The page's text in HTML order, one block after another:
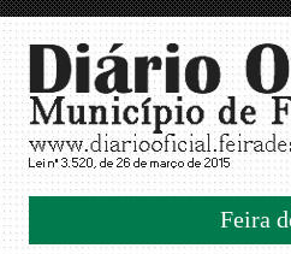
Feira